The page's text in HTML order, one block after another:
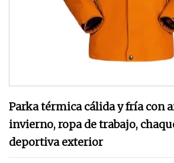
Parka térmica cálida y fría con
invierno, ropa de trabajo,
deportiva exterior